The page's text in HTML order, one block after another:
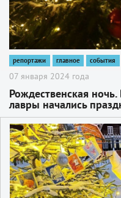
репортажи главное события
07 января 2024 года
Рождественская
лавры начались
2